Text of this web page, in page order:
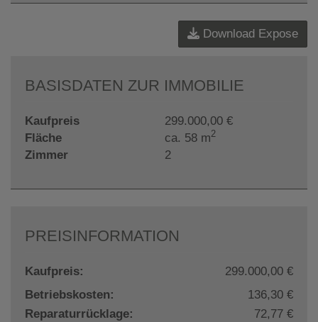
Download Expose
BASISDATEN ZUR IMMOBILIE
Kaufpreis
299.000,00 €
Fläche
ca. 58 m2
Zimmer 2
PREISINFORMATION
Kaufpreis:
299.000,00 €
Betriebskosten:
136,30 €
Reparaturrücklage:
72,77 €